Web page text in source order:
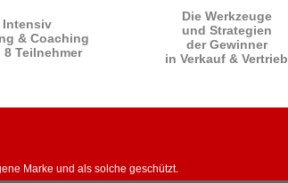
Intensiv
& Coaching
8 Teilnehmer
Die Werkzeuge
und Strategien
der Gewinner
in Verkauf & Vertrieb
Marke und als solche geschützt.